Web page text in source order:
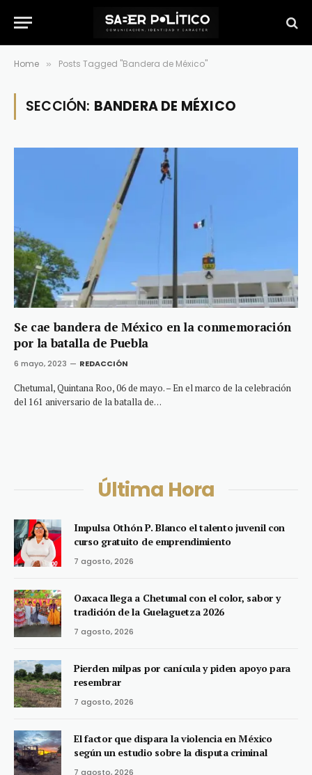
Home » Posts Tagged "Bandera de México"
SECCIÓN: BANDERA DE MÉXICO
Se cae bandera de México en la conmemoración
por la batalla de Puebla
6 mayo, 2023 REDACCIÓN
Chetumal, Quintana Roo, 06 de mayo. – En el marco de la celebración
del 161 aniversario de la batalla de…
Última Hora
Impulsa Othón P. Blanco el talento juvenil con
curso gratuito de emprendimiento
7 agosto, 2026
Oaxaca llega a Chetumal con el color, sabor y
tradición de la Guelaguetza 2026
7 agosto, 2026
Pierden milpas por canícula y piden apoyo para
resembrar
7 agosto, 2026
El factor que dispara la violencia en México
según un estudio sobre la disputa criminal
7 agosto, 2026